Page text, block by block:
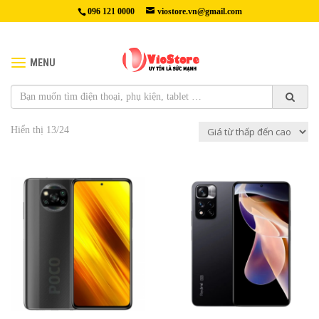
096 121 0000 viostore.vn@gmail.com
MENU
XIAOMI
Hiển thị 13/24
2,990,000₫
165,3x76,8x9,4mm,
215g; Mặt trước bằng kính
(Gorilla Glass 5), khung nhôm,
mặt sau bằng nhựa; Chống
nước bắn chuẩn IP53; Màu sắc:
Xanh coban, Xám bóng.
IPS LCD 6,67 inch,
3,090,000₫
: Super AMOLED 6,67 inch ,
120Hz, 700 nits, 1200 nits (cực
Độ phân giải màn hình
: Full HD+ (1080 x 2400 pixel)
, tỷ lệ 20:9 (mật độ ~395 ppi)
Xây dựng